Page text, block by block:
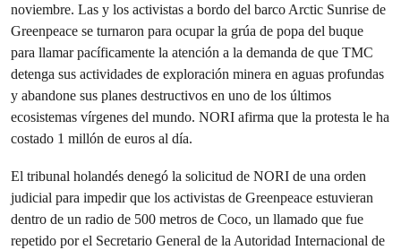
noviembre. Las y los activistas a bordo del barco Arctic Sunrise de
Greenpeace se turnaron para ocupar la grúa de popa del buque
para llamar pacíficamente la atención a la demanda de que TMC
detenga sus actividades de exploración minera en aguas profundas
y abandone sus planes destructivos en uno de los últimos
ecosistemas vírgenes del mundo. NORI afirma que la protesta le ha
costado 1 millón de euros al día.
El tribunal holandés denegó la solicitud de NORI de una orden
judicial para impedir que los activistas de Greenpeace estuvieran
dentro de un radio de 500 metros de Coco, un llamado que fue
repetido por el Secretario General de la Autoridad Internacional de